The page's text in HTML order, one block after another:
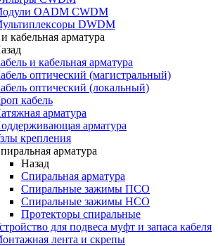
OADM CWDM
DWDM
кабельная арматура
и кабельная арматура
оптический (магистральный)
оптический (локальный)
кабель
арматура
арматура
крепления
арматура
Назад
Спиральная арматура
Спиральные зажимы ПСО
Спиральные зажимы НСО
Протекторы спиральные
для подвеса муфт и запаса кабеля
лента и скрепы